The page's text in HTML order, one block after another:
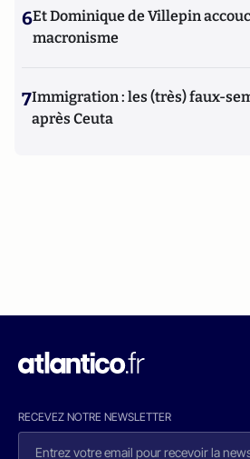
6Et Dominique de Villepin
macronisme
7Immigration : les (très) faux-
après Ceuta
RECEVEZ NOTRE NEWSLETTER